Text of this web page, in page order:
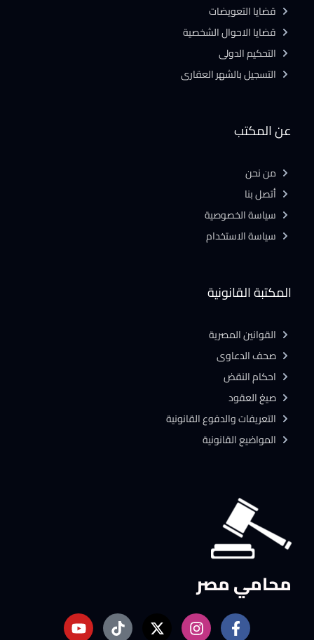
محامي مصر
المكتبة القانونية
القوانين المصرية
صحف الدعاوى
احكام النقض
صيغ العقود
التعريفات والدفوع القانونية
المواضيع القانونية
عن المكتب
من نحن
أتصل بنا
سياسة الخصوصية
سياسة الاستخدام
قضايا التعويضات
قضايا الاحوال الشخصية
التحكيم الدولى
التسجيل بالشهر العقارى